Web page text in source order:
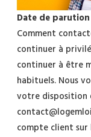
Date de
Comment
continuer à
continuer à être
habituels. Nous
votre disposition
compte client